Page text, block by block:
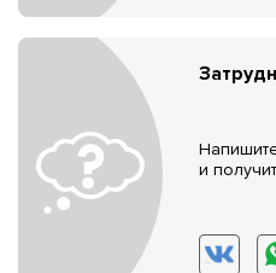
и